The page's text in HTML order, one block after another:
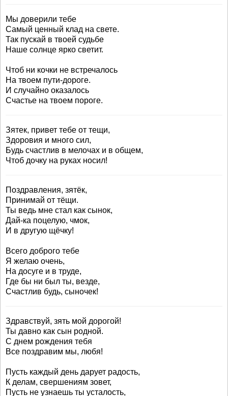
Мы доверили тебе
Самый ценный клад на свете.
Так пускай в твоей судьбе
Наше солнце ярко светит.
Чтоб ни кочки не встречалось
На твоем пути-дороге.
И случайно оказалось
Счастье на твоем пороге.
Зятек, привет тебе от тещи,
Здоровия и много сил,
Будь счастлив в мелочах и в общем,
Чтоб дочку на руках носил!
Поздравления, зятёк,
Принимай от тёщи.
Ты ведь мне стал как сынок,
Дай-ка поцелую, чмок,
И в другую щёчку!
Всего доброго тебе
Я желаю очень,
На досуге и в труде,
Где бы ни был ты, везде,
Счастлив будь, сыночек!
Здравствуй, зять мой дорогой!
Ты давно как сын родной.
С днем рождения тебя
Все поздравим мы, любя!
Пусть каждый день дарует радость,
К делам, свершениям зовет,
Пусть не узнаешь ты усталость,